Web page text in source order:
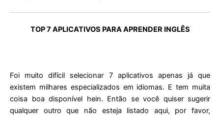
TOP 7 APLICATIVOS PARA APRENDER INGLÊS
Foi muito difícil selecionar 7 aplicativos apenas já que
existem milhares especializados em idiomas. E tem muita
coisa boa disponível hein. Então se você quiser sugerir
qualquer outro que não esteja listado aqui, por favor,